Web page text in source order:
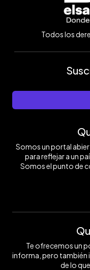
Todos los
Somos un portal
para reflejar a un
Somos el punto de
Te ofrecemos un
informa, pero también
de lo